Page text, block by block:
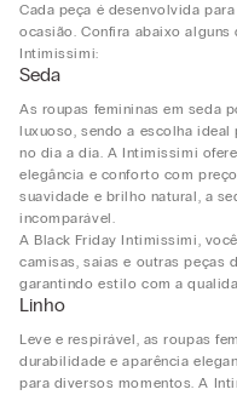
Cada peça é desenvolvida
ocasião. Confira abaixo
Intimissimi:
Seda
As roupas femininas em seda
luxuoso, sendo a escolha
no dia a dia. A Intimissimi
elegância e conforto com
suavidade e brilho natural, a
incomparável.
A Black Friday Intimissimi,
camisas, saias e outras peças
garantindo estilo com a
Linho
Leve e respirável, as roupas
durabilidade e aparência
para diversos momentos. A